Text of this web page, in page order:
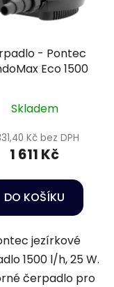
- Pontec
Eco 1500
Skladem
Kč bez DPH
1 611 Kč
DO KOŠÍKU
jezírkové
1500 l/h, 25 W.
čerpadlo pro